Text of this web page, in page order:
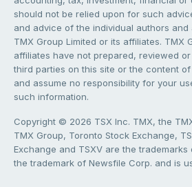
should not be relied upon for such
and advice of the individual authors
TMX Group Limited or its affiliates. TMX
affiliates have not prepared, reviewed
third parties on this site or the content
and assume no responsibility for your
such information.
Copyright © 2026 TSX Inc. TMX, the
TMX Group, Toronto Stock Exchange,
Exchange and TSXV are the trademarks
the trademark of Newsfile Corp. and is